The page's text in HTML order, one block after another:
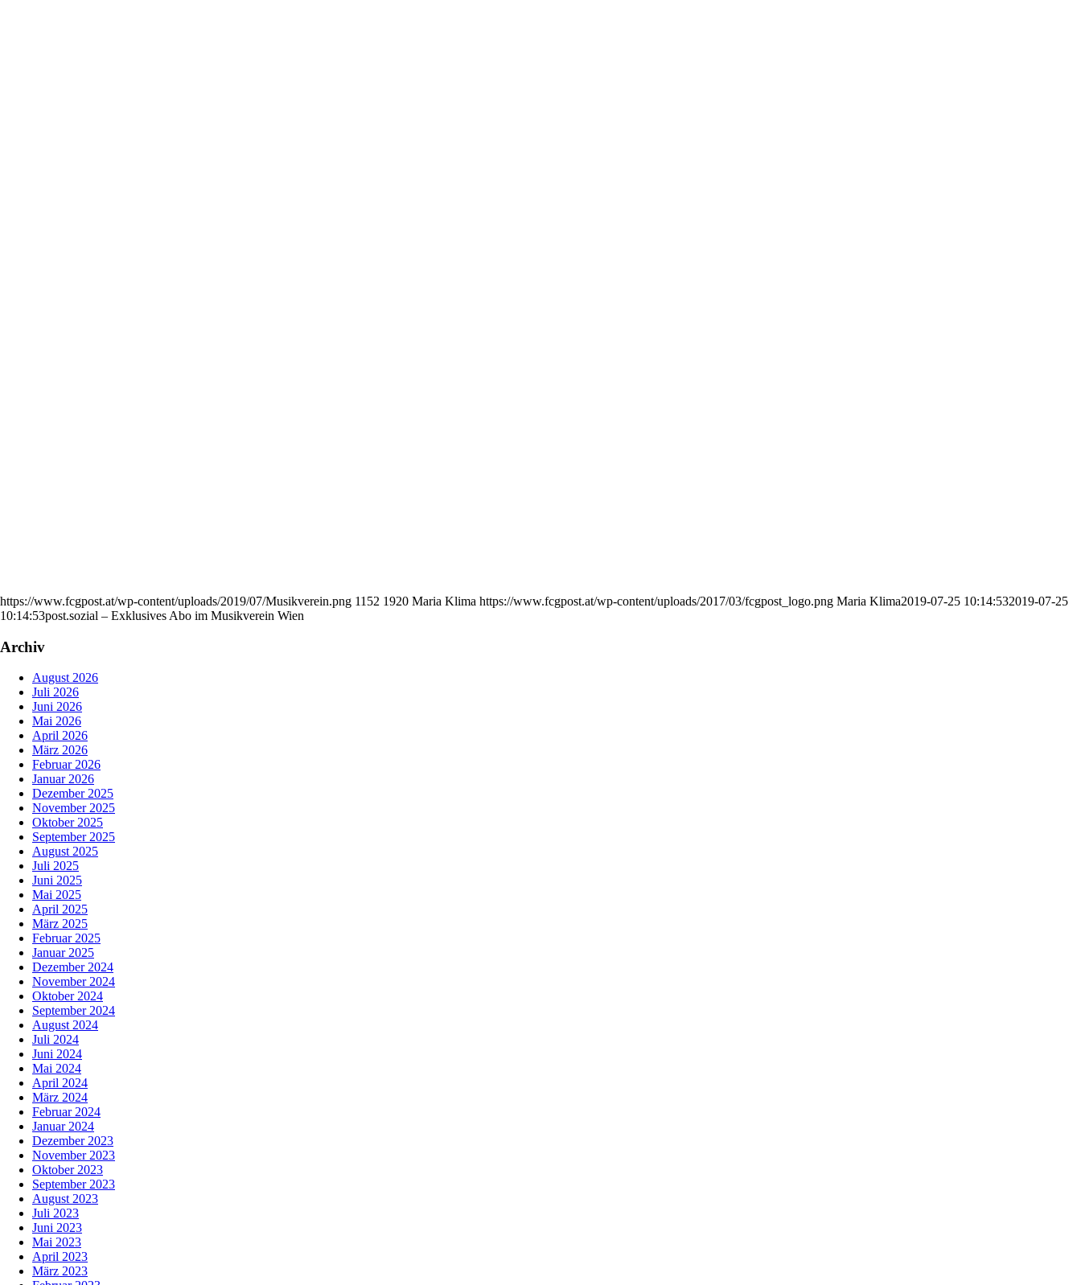
https://www.fcgpost.at/wp-content/uploads/2019/07/Musikverein.png 1152 1920 Maria Klima https://www.fcgpost.at/wp-content/uploads/2017/03/fcgpost_logo.png Maria Klima2019-07-25 10:14:532019-07-25
10:14:53post.sozial – Exklusives Abo im Musikverein Wien
Archiv
August 2026
Juli 2026
Juni 2026
Mai 2026
April 2026
März 2026
Februar 2026
Januar 2026
Dezember 2025
November 2025
Oktober 2025
September 2025
August 2025
Juli 2025
Juni 2025
Mai 2025
April 2025
März 2025
Februar 2025
Januar 2025
Dezember 2024
November 2024
Oktober 2024
September 2024
August 2024
Juli 2024
Juni 2024
Mai 2024
April 2024
März 2024
Februar 2024
Januar 2024
Dezember 2023
November 2023
Oktober 2023
September 2023
August 2023
Juli 2023
Juni 2023
Mai 2023
April 2023
März 2023